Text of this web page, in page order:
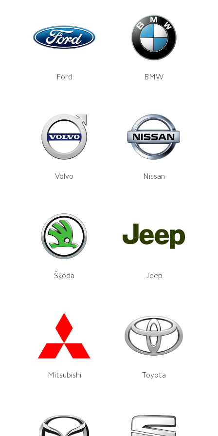
Ford BMW
Volvo Nissan
Škoda Jeep
Mitsubishi Toyota